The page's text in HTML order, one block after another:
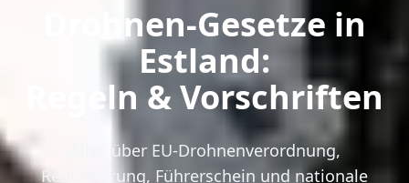
Drohnen-Gesetze in
Estland:
Regeln & Vorschriften
Alles über EU-Drohnenverordnung,
Registrierung, Führerschein und nationale